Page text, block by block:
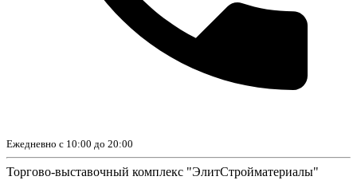
Ежедневно с 10:00 до 20:00
Торгово-выставочный комплекс "ЭлитСтройматериалы"